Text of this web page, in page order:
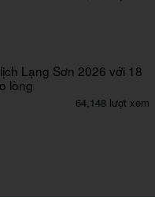
Lạng Sơn 2026 với 18
lòng
64,148 lượt xem